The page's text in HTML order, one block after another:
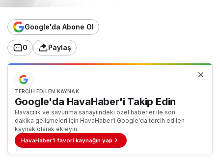
Google'da Abone Ol
0 Paylaş
TERCIH EDILEN KAYNAK
Google'da HavaHaber'i Takip Edin
Havacılık ve savunma sanayiindeki özel haberler ile son
dakika gelişmeleri için HavaHaber'i Google'da tercih edilen
kaynak olarak ekleyin.
HavaHaber'i favori kaynağın yap